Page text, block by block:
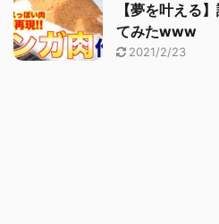
【夢を叶える
てみたwww
2021/2/23